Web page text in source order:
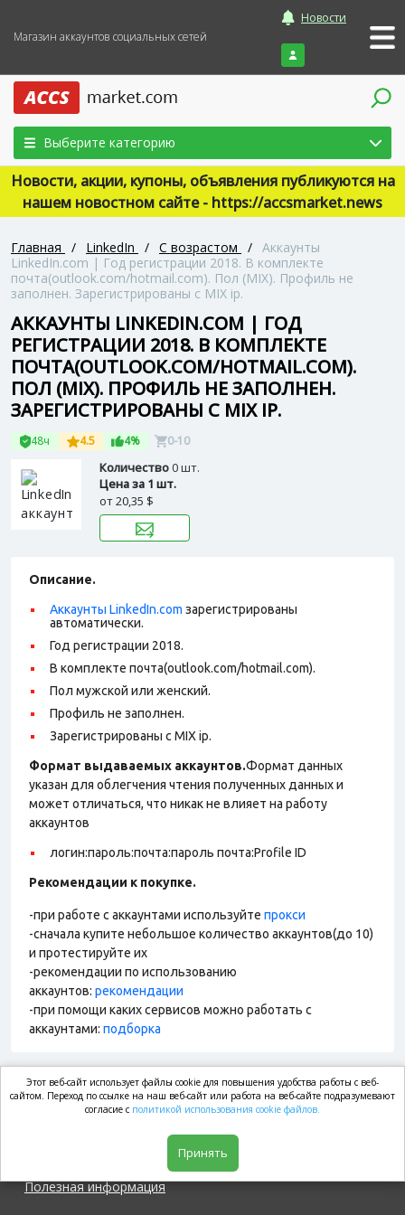
Магазин аккаунтов социальных сетей
Новости
Войти
Выберите категорию
Новости, акции, купоны, объявления публикуются на
нашем новостном сайте - https://accsmarket.news
Главная / LinkedIn / С возрастом / Аккаунты
LinkedIn.com | Год регистрации 2018. В комплекте
почта(outlook.com/hotmail.com). Пол (MIX). Профиль не
заполнен. Зарегистрированы с MIX ip.
АККАУНТЫ LINKEDIN.COM | ГОД
РЕГИСТРАЦИИ 2018. В КОМПЛЕКТЕ
ПОЧТА(OUTLOOK.COM/HOTMAIL.COM).
ПОЛ (MIX). ПРОФИЛЬ НЕ ЗАПОЛНЕН.
ЗАРЕГИСТРИРОВАНЫ С MIX IP.
48ч 4.5 4% 0-10
Количество0 шт.
Цена за 1 шт.
от20,35 $
Описание.
Аккаунты LinkedIn.com зарегистрированы
автоматически.
Год регистрации 2018.
В комплекте почта(outlook.com/hotmail.com).
Пол мужской или женский.
Профиль не заполнен.
Зарегистрированы с MIX ip.
Формат выдаваемых аккаунтов.Формат данных
указан для облегчения чтения полученных данных и
может отличаться, что никак не влияет на работу
аккаунтов
логин:пароль:почта:пароль почта:Profile ID
Рекомендации к покупке.
-при работе с аккаунтами используйте прокси
-сначала купите небольшое количество аккаунтов(до 10)
и протестируйте их
-рекомендации по использованию
аккаунтов: рекомендации
-при помощи каких сервисов можно работать с
аккаунтами: подборка
market.com
Полезная информация
Этот веб-сайт использует файлы cookie для повышения удобства работы с веб-
сайтом. Переход по ссылке на наш веб-сайт или работа на веб-сайте подразумевают
согласие с политикой использования cookie файлов.
Принять